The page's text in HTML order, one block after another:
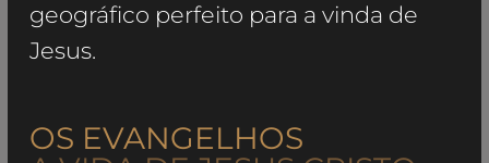
geográfico perfeito para a vinda de
Jesus.
OS EVANGELHOS